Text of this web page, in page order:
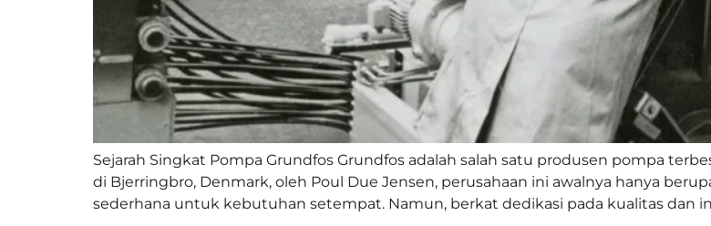
Sejarah Singkat Pompa Grundfos Grundfos adalah salah satu produsen pompa
di Bjerringbro, Denmark, oleh Poul Due Jensen, perusahaan ini awalnya hanya
sederhana untuk kebutuhan setempat. Namun, berkat dedikasi pada kualitas dan